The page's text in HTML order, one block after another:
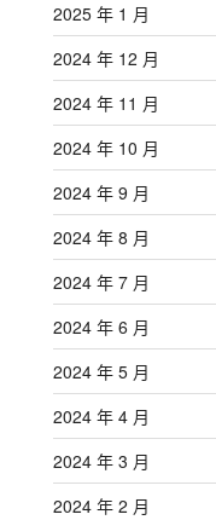
2025 年 1 月
2024 年 12 月
2024 年 11 月
2024 年 10 月
2024 年 9 月
2024 年 8 月
2024 年 7 月
2024 年 6 月
2024 年 5 月
2024 年 4 月
2024 年 3 月
2024 年 2 月